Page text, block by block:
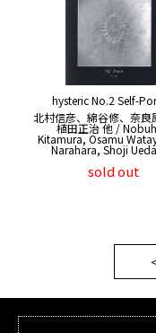
hysteric No.2 Self-
北村信彦、綿谷修、奈良
植田正治 他 /
Kitamura, Osamu
Narahara, Shoji
sold out